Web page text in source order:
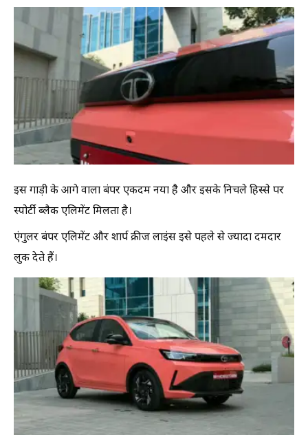
इस गाड़ी के आगे वाला बंपर एकदम नया है और इसके निचले हिस्से पर
स्पोर्टी ब्लैक एलिमेंट मिलता है।
एंगुलर बंपर एलिमेंट और शार्प क्रीज लाइंस इसे पहले से ज्यादा दमदार
लुक देते हैं।